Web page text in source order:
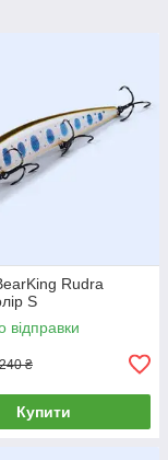
Rudra
S
відправки
240 ₴
Купити